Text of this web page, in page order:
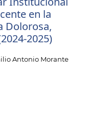
en la
Dolorosa,
2025)
Antonio Morante